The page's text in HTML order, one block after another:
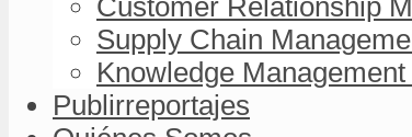
Customer Relationship
Supply Chain
Knowledge
Publirreportajes